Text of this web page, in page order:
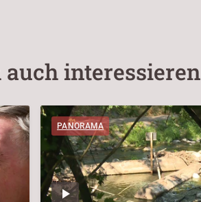
auch interessieren
PANORAMA